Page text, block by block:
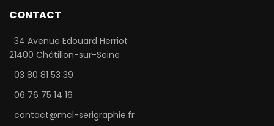
CONTACT
34 Avenue Edouard Herriot
21400 Châtillon-sur-Seine
03 80 81 53 39
06 76 75 14 16
contact@mcl-serigraphie.fr